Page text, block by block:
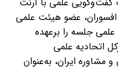
عضو هیئت علمی
علمی جلسه را برعهده
اتحادیه علمی
مشاوره ایران، به‌عنوان